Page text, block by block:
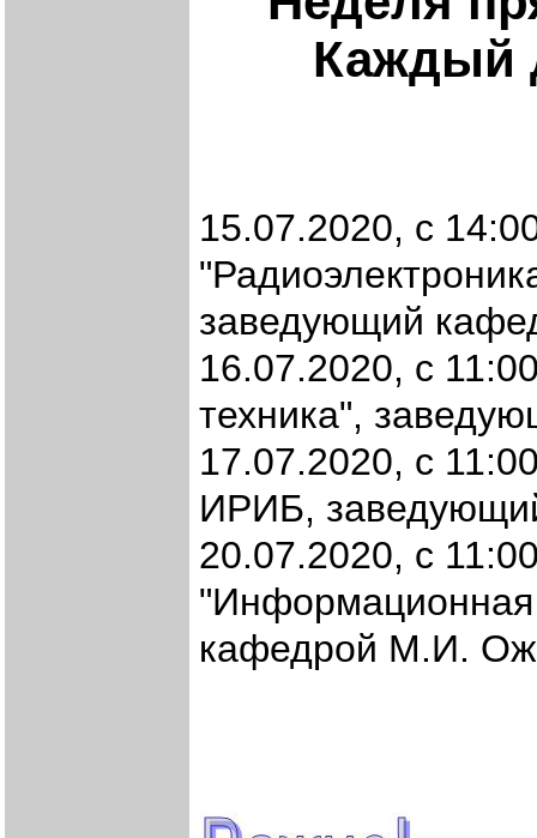
Каждый
15.07.2020, с
заведующий
16.07.2020, с
техника",
17.07.2020, с
ИРИБ,
20.07.2020, с
"Информационная
кафедрой М.И.